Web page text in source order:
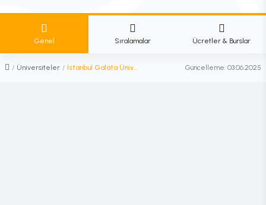
Genel Sıralamalar Ücretler & Burslar
/ Üniversiteler / İstanbul Galata Üniversitesi Güncelleme: 03.06.2025